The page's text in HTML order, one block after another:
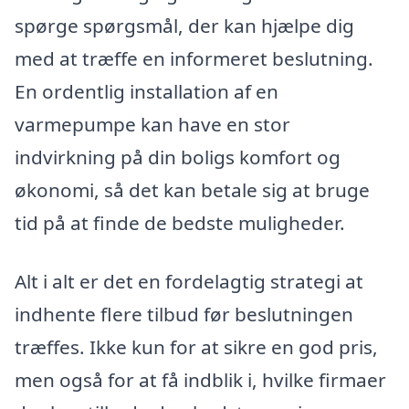
spørge spørgsmål, der kan hjælpe dig
med at træffe en informeret beslutning.
En ordentlig installation af en
varmepumpe kan have en stor
indvirkning på din boligs komfort og
økonomi, så det kan betale sig at bruge
tid på at finde de bedste muligheder.
Alt i alt er det en fordelagtig strategi at
indhente flere tilbud før beslutningen
træffes. Ikke kun for at sikre en god pris,
men også for at få indblik i, hvilke firmaer